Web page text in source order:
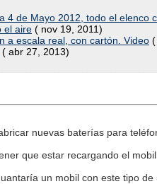
4 de Mayo 2012, todo el elenco
el aire ( nov 19, 2011)
a escala real, con cartón. Video
( abr 27, 2013)
nuevas baterías para
que estar recargando el
un mobil con este tipo de